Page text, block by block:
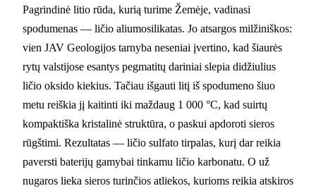
Pagrindinė litio rūda, kurią turime Žemėje, vadinasi
spodumenas — ličio aliumosilikatas. Jo atsargos milžiniškos:
vien JAV Geologijos tarnyba neseniai įvertino, kad šiaurės
rytų valstijose esantys pegmatitų dariniai slepia didžiulius
ličio oksido kiekius. Tačiau išgauti litį iš spodumeno šiuo
metu reiškia jį kaitinti iki maždaug 1 000 °C, kad suirtų
kompaktiška kristalinė struktūra, o paskui apdoroti sieros
rūgštimi. Rezultatas — ličio sulfato tirpalas, kurį dar reikia
paversti baterijų gamybai tinkamu ličio karbonatu. O už
nugaros lieka sieros turinčios atliekos, kurioms reikia atskiros